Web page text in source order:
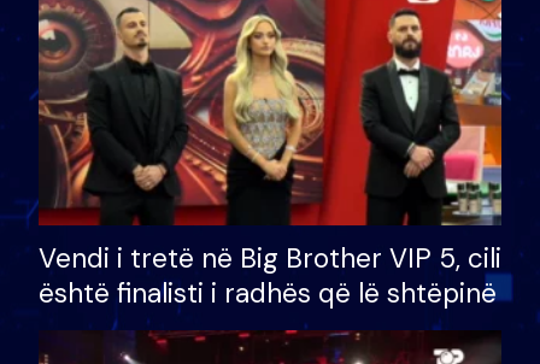
Vendi i tretë në Big Brother VIP 5, cili
është finalisti i radhës që lë shtëpinë